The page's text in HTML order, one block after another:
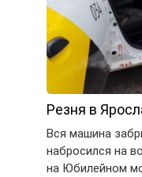
Резня в
Вся машина
набросился на
на Юбилейном